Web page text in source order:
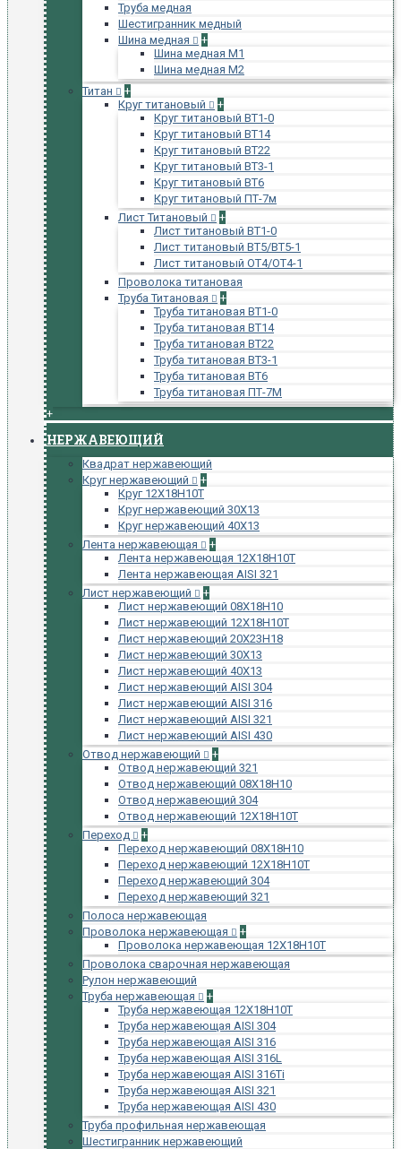
Труба медная
Шестигранник медный
Шина медная
+
Шина медная М1
Шина медная М2
Титан
+
Круг титановый
+
Круг титановый ВТ1-0
Круг титановый ВТ14
Круг титановый ВТ22
Круг титановый ВТ3-1
Круг титановый ВТ6
Круг титановый ПТ-7м
Лист Титановый
+
Лист титановый ВТ1-0
Лист титановый ВТ5/ВТ5-1
Лист титановый ОТ4/ОТ4-1
Проволока титановая
Труба Титановая
+
Труба титановая ВТ1-0
Труба титановая ВТ14
Труба титановая ВТ22
Труба титановая ВТ3-1
Труба титановая ВТ6
Труба титановая ПТ-7М
+
НЕРЖАВЕЮЩИЙ
Квадрат нержавеющий
Круг нержавеющий
+
Круг 12Х18Н10Т
Круг нержавеющий 30Х13
Круг нержавеющий 40Х13
Лента нержавеющая
+
Лента нержавеющая 12Х18Н10Т
Лента нержавеющая AISI 321
Лист нержавеющий
+
Лист нержавеющий 08Х18Н10
Лист нержавеющий 12Х18Н10Т
Лист нержавеющий 20Х23Н18
Лист нержавеющий 30Х13
Лист нержавеющий 40Х13
Лист нержавеющий AISI 304
Лист нержавеющий AISI 316
Лист нержавеющий AISI 321
Лист нержавеющий AISI 430
Отвод нержавеющий
+
Отвод нержавеющий 321
Отвод нержавеющий 08Х18Н10
Отвод нержавеющий 304
Отвод нержавеющий 12Х18Н10Т
Переход
+
Переход нержавеющий 08Х18Н10
Переход нержавеющий 12Х18Н10Т
Переход нержавеющий 304
Переход нержавеющий 321
Полоса нержавеющая
Проволока нержавеющая
+
Проволока нержавеющая 12Х18Н10Т
Проволока сварочная нержавеющая
Рулон нержавеющий
Труба нержавеющая
+
Труба нержавеющая 12Х18Н10Т
Труба нержавеющая AISI 304
Труба нержавеющая AISI 316
Труба нержавеющая AISI 316L
Труба нержавеющая AISI 316Ti
Труба нержавеющая AISI 321
Труба нержавеющая AISI 430
Труба профильная нержавеющая
Шестигранник нержавеющий